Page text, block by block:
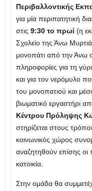
Περιβαλλοντικής
για μία περιπατητική
στις 9:30 το πρωί(η
Σχολείο της Άνω
μονοπάτι από την Άνω
πληροφορίες για τη
και για τον νερόμυλο
του μονοπατιού και
βιωματικό εργαστήρι
Κέντρου Πρόληψης
στηρίζεται στους
κοινωνικός χώρος
αναζητηθούν επίσης οι
κατοικία.
Στην ομάδα θα